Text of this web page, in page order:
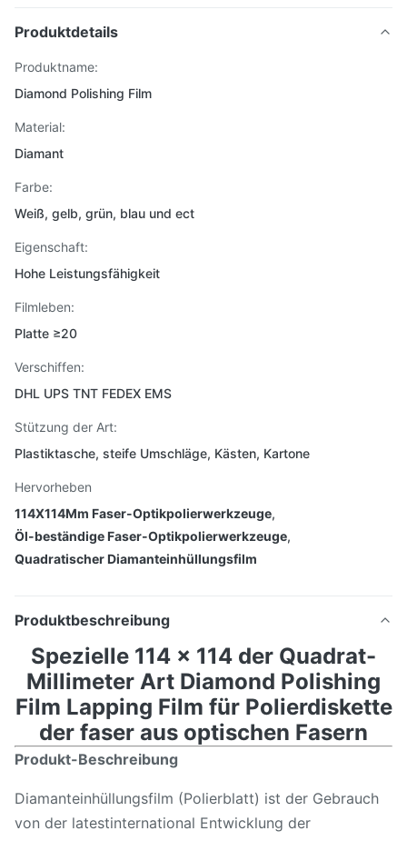
Produktdetails
Produktname:
Diamond Polishing Film
Material:
Diamant
Farbe:
Weiß, gelb, grün, blau und ect
Eigenschaft:
Hohe Leistungsfähigkeit
Filmleben:
Platte ≥20
Verschiffen:
DHL UPS TNT FEDEX EMS
Stützung der Art:
Plastiktasche, steife Umschläge, Kästen, Kartone
Hervorheben
114X114Mm Faser-Optikpolierwerkzeuge,
Öl-beständige Faser-Optikpolierwerkzeuge,
Quadratischer Diamanteinhüllungsfilm
Produktbeschreibung
Spezielle 114 x 114 der Quadrat-
Millimeter Art Diamond Polishing
Film Lapping Film für Polierdiskette
der faser aus optischen Fasern
Produkt-Beschreibung
Diamanteinhüllungsfilm (Polierblatt) ist der Gebrauch
von der latestinternational Entwicklung der